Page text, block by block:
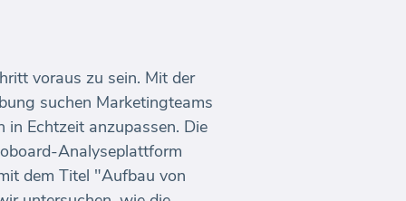
voraus zu sein. Mit der
suchen Marketingteams
Echtzeit anzupassen. Die
Analyseplattform
dem Titel "Aufbau von